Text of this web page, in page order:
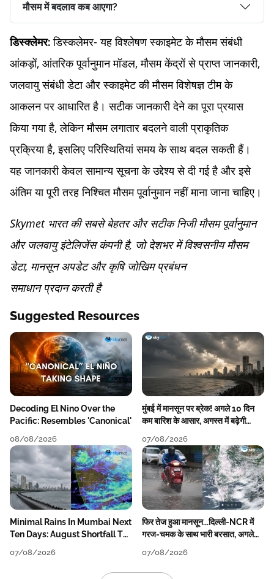
मौसम में बदलाव कब आएगा?
डिस्क्लेमर:डिस्कलेमर- यह विश्लेषण स्काइमेट के मौसम संबंधी
आंकड़ों, आंतरिक पूर्वानुमान मॉडल, मौसम केंद्रों से प्राप्त जानकारी,
जलवायु संबंधी डेटा और स्काइमेट की मौसम विशेषज्ञ टीम के
आकलन पर आधारित है। सटीक जानकारी देने का पूरा प्रयास
किया गया है, लेकिन मौसम लगातार बदलने वाली प्राकृतिक
प्रक्रिया है, इसलिए परिस्थितियां समय के साथ बदल सकती हैं।
यह जानकारी केवल सामान्य सूचना के उद्देश्य से दी गई है और इसे
अंतिम या पूरी तरह निश्चित मौसम पूर्वानुमान नहीं माना जाना चाहिए।
Skymet भारत की सबसे बेहतर और सटीक निजी मौसम पूर्वानुमान
और जलवायु इंटेलिजेंस कंपनी है, जो देशभर में विश्वसनीय मौसम
डेटा, मानसून अपडेट और कृषि जोखिम प्रबंधन
समाधान प्रदान करती है
Suggested Resources
Decoding El Nino Over the
Pacific: Resembles 'Canonical'
08/08/2026
मुंबई में मानसून पर ब्रेक! अगले 10 दिन
कम बारिश के आसार, अगस्त में बढ़ेगी
07/08/2026
Minimal Rains In Mumbai Next
Ten Days: August Shortfall To
07/08/2026
फिर तेज हुआ मानसून...दिल्ली-NCR में
गरज-चमक के साथ भारी बरसात, अगले
07/08/2026